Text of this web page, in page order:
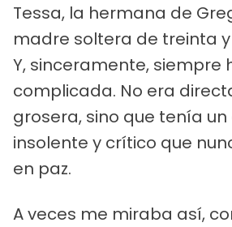
Tessa, la hermana de
madre soltera de treinta
Y, sinceramente, siempre
complicada. No era
grosera, sino que tenía
insolente y crítico que
en paz.
A veces me miraba así,